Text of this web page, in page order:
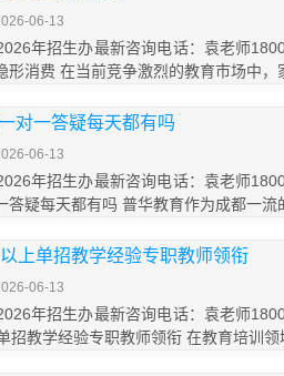
06-13
年招生办最新咨询电话：袁老师
形消费 在当前竞争激烈的教育市场中，
对一答疑每天都有吗
06-13
年招生办最新咨询电话：袁老师
答疑每天都有吗 普华教育作为成都一流
上单招教学经验专职教师领衔
06-13
年招生办最新咨询电话：袁老师
招教学经验专职教师领衔 在教育培训领